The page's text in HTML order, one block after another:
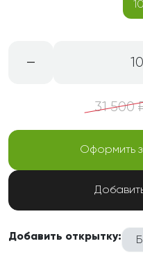
–
31 500
Оформить
Добавить открытку: